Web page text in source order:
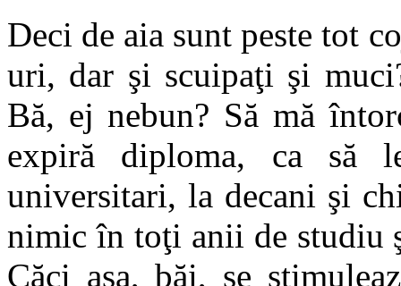
Deci de aia sunt peste tot
uri, dar şi scuipaţi şi
Bă, ej nebun? Să mă
expiră diploma, ca să
universitari, la decani şi
nimic în toţi anii de studiu
Căci aşa, băi, se